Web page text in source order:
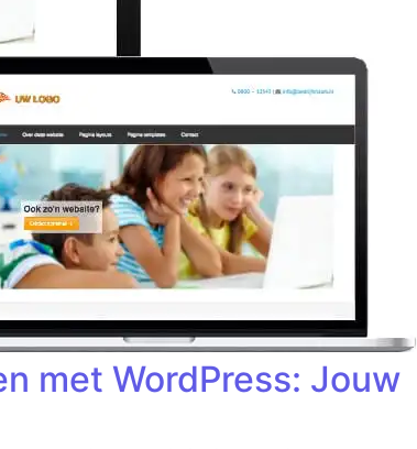
met WordPress: Jouw